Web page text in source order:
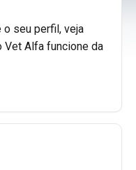
o seu perfil, veja
Vet Alfa funcione da